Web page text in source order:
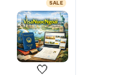
SALE
🤍